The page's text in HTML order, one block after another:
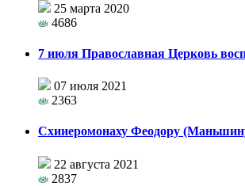
25 марта 2020
4686
7 июля Православная Церковь
07 июля 2021
2363
Схииеромонаху Феодору
22 августа 2021
2837